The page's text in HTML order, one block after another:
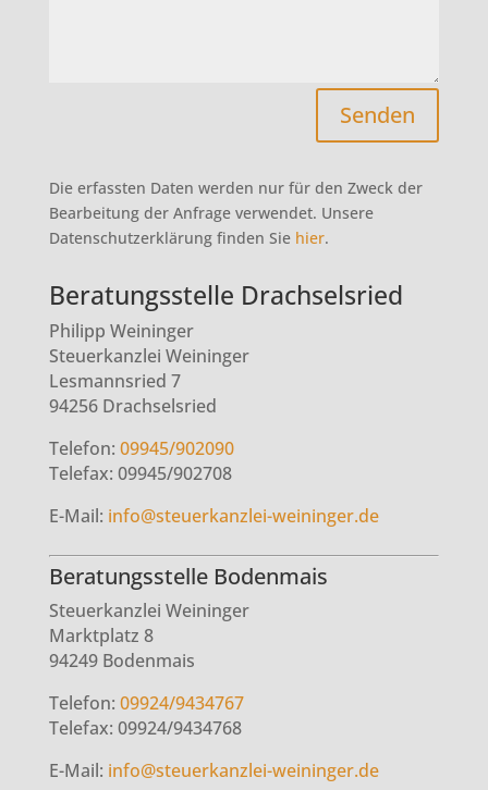
Senden
Die erfassten Daten werden nur für den Zweck der
Bearbeitung der Anfrage verwendet. Unsere
Datenschutzerklärung finden Sie hier.
Beratungsstelle Drachselsried
Philipp Weininger
Steuerkanzlei Weininger
Lesmannsried 7
94256 Drachselsried
Telefon: 09945/902090
Telefax: 09945/902708
E-Mail: info@steuerkanzlei-weininger.de
Beratungsstelle Bodenmais
Steuerkanzlei Weininger
Marktplatz 8
94249 Bodenmais
Telefon: 09924/9434767
Telefax: 09924/9434768
E-Mail: info@steuerkanzlei-weininger.de